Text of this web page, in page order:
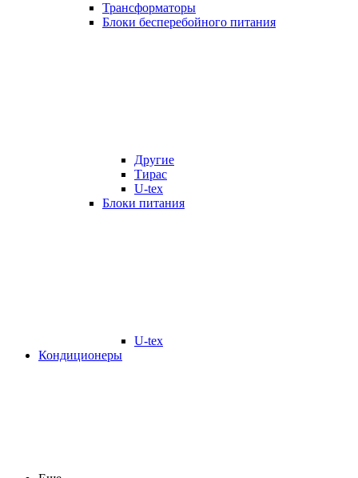
Трансформаторы
Блоки бесперебойного питания
Другие
Тирас
U-tex
Блоки питания
U-tex
Кондиционеры